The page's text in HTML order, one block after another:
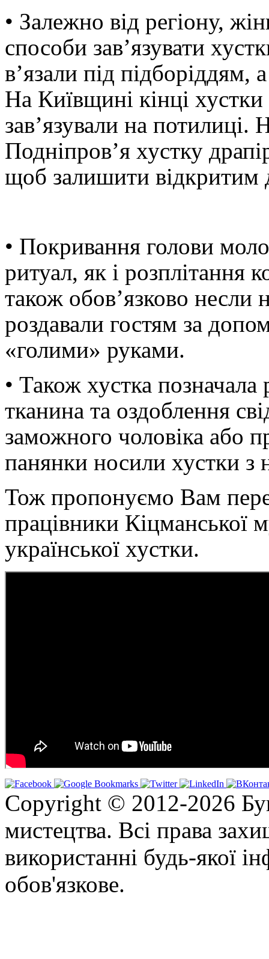
• Залежно від регіону,
способи зав’язувати
в’язали під підборіддям,
На Київщині кінці
зав’язували на потилиці.
Подніпров’я хустку
щоб залишити відкритим
• Покривання голови
ритуал, як і розплітання
також обов’язково несли
роздавали гостям за
«голими» руками.
• Також хустка позначала
тканина та оздоблення
заможного чоловіка або
панянки носили хустки з
Тож пропонуємо Вам
працівники Кіцманської
української хустки.
Copyright © 2012-2026
мистецтва. Всі права
використанні будь-якої
обов'язкове.